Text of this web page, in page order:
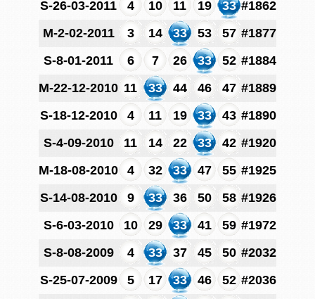
S-26-03-2011 4 10 11 19 33 #1862
M-2-02-2011
3 14 33 53 57 #1877
S-8-01-2011
6 7 26 33 52 #1884
M-22-12-2010 11 33 44 46 47 #1889
S-18-12-2010
4 11 19 33 43 #1890
S-4-09-2010
11 14 22 33 42 #1920
M-18-08-2010
4 32 33 47 55 #1925
S-14-08-2010
9 33 36 50 58 #1926
S-6-03-2010
10 29 33 41 59 #1972
S-8-08-2009
4 33 37 45 50 #2032
S-25-07-2009
5 17 33 46 52 #2036